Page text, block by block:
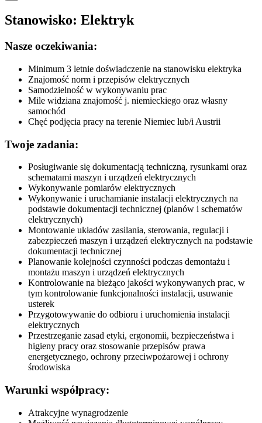
Stanowisko: Elektryk
Nasze oczekiwania:
Minimum 3 letnie doświadczenie na stanowisku elektryka
Znajomość norm i przepisów elektrycznych
Samodzielność w wykonywaniu prac
Mile widziana znajomość j. niemieckiego oraz własny
samochód
Chęć podjęcia pracy na terenie Niemiec lub/i Austrii
Twoje zadania:
Posługiwanie się dokumentacją techniczną, rysunkami oraz
schematami maszyn i urządzeń elektrycznych
Wykonywanie pomiarów elektrycznych
Wykonywanie i uruchamianie instalacji elektrycznych na
podstawie dokumentacji technicznej (planów i schematów
elektrycznych)
Montowanie układów zasilania, sterowania, regulacji i
zabezpieczeń maszyn i urządzeń elektrycznych na podstawie
dokumentacji technicznej
Planowanie kolejności czynności podczas demontażu i
montażu maszyn i urządzeń elektrycznych
Kontrolowanie na bieżąco jakości wykonywanych prac, w
tym kontrolowanie funkcjonalności instalacji, usuwanie
usterek
Przygotowywanie do odbioru i uruchomienia instalacji
elektrycznych
Przestrzeganie zasad etyki, ergonomii, bezpieczeństwa i
higieny pracy oraz stosowanie przepisów prawa
energetycznego, ochrony przeciwpożarowej i ochrony
środowiska
Warunki współpracy:
Atrakcyjne wynagrodzenie